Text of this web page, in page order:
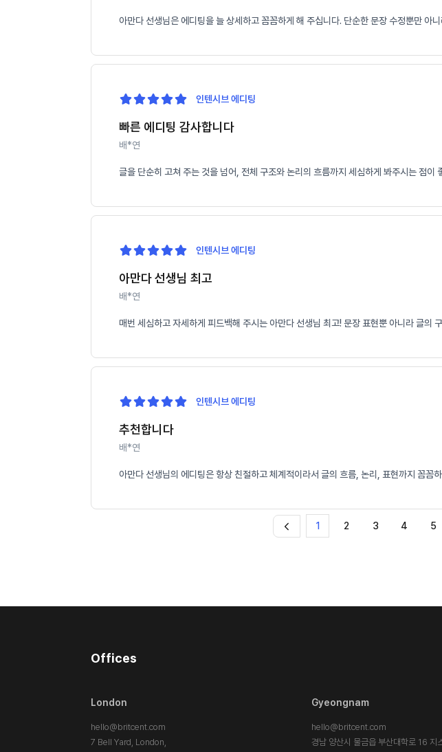
아만다 선생님은 에디팅을 늘 상세하고 꼼꼼하게 해 주십니다. 단순한 문장 수정뿐만 아
인텐시브 에디팅
빠른 에디팅 감사합니다
배*연
글을 단순히 고쳐 주는 것을 넘어, 전체 구조와 논리의 흐름까지 세심하게 봐주시는 점이
인텐시브 에디팅
아만다 선생님 최고
배*연
매번 세심하고 자세하게 피드백해 주시는 아만다 선생님 최고! 문장 표현뿐 아니라 글의
인텐시브 에디팅
추천합니다
배*연
아만다 선생님의 에디팅은 항상 친절하고 체계적이라서 글의 흐름, 논리, 표현까지 꼼꼼
1 2 3 4 5
Offices
London
hello@britcent.com
7 Bell Yard, London,
Gyeongnam
hello@britcent.com
경남 양산시 물금읍 부산대학로 16 지